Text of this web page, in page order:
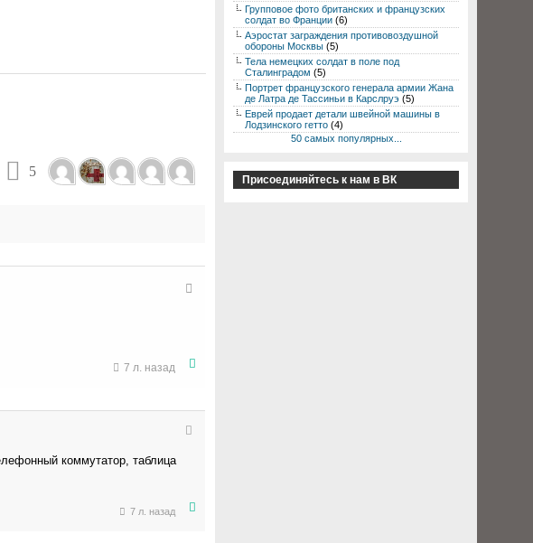
5
7 л. назад
коммутатор, таблица
7 л. назад
Групповое фото британских и французских
солдат во Франции (6)
Аэростат заграждения противовоздушной
обороны Москвы (5)
Тела немецких солдат в поле под
Сталинградом (5)
Портрет французского генерала армии Жана
де Латра де Тассиньи в Карслруэ (5)
Еврей продает детали швейной машины в
Лодзинского гетто (4)
50 самых популярных...
Присоединяйтесь к нам в ВК